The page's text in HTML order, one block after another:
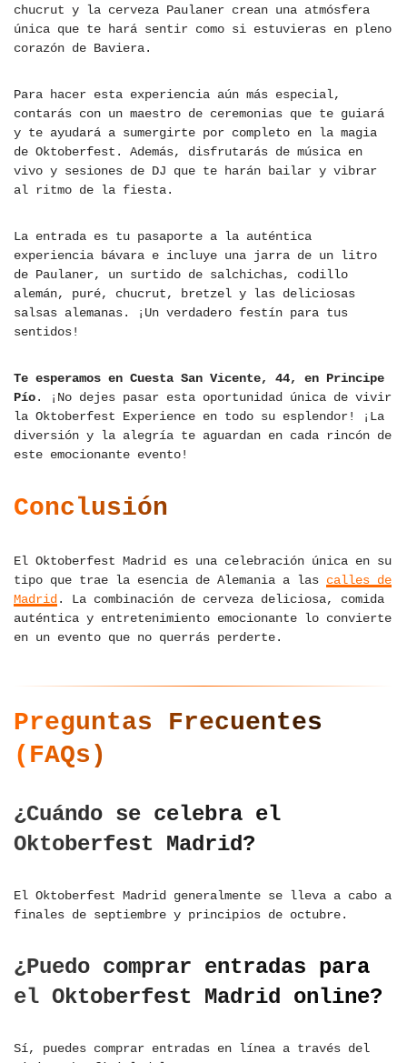
chucrut y la cerveza Paulaner crean una atmósfera
única que te hará sentir como si estuvieras en pleno
corazón de Baviera.
Para hacer esta experiencia aún más especial,
contarás con un maestro de ceremonias que te guiará
y te ayudará a sumergirte por completo en la magia
de Oktoberfest. Además, disfrutarás de música en
vivo y sesiones de DJ que te harán bailar y vibrar
al ritmo de la fiesta.
La entrada es tu pasaporte a la auténtica
experiencia bávara e incluye una jarra de un litro
de Paulaner, un surtido de salchichas, codillo
alemán, puré, chucrut, bretzel y las deliciosas
salsas alemanas. ¡Un verdadero festín para tus
sentidos!
Te esperamos en Cuesta San Vicente, 44, en Principe
Pío. ¡No dejes pasar esta oportunidad única de vivir
la Oktoberfest Experience en todo su esplendor! ¡La
diversión y la alegría te aguardan en cada rincón de
este emocionante evento!
Conclusión
El Oktoberfest Madrid es una celebración única en su
tipo que trae la esencia de Alemania a las calles de
Madrid. La combinación de cerveza deliciosa, comida
auténtica y entretenimiento emocionante lo convierte
en un evento que no querrás perderte.
Preguntas Frecuentes
(FAQs)
¿Cuándo se celebra el
Oktoberfest Madrid?
El Oktoberfest Madrid generalmente se lleva a cabo a
finales de septiembre y principios de octubre.
¿Puedo comprar entradas para
el Oktoberfest Madrid online?
Sí, puedes comprar entradas en línea a través del